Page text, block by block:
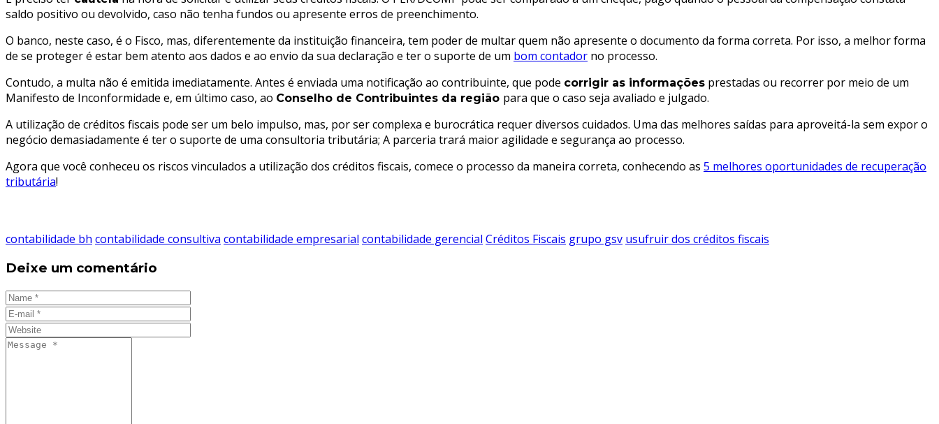
saldo positivo ou devolvido, caso não tenha fundos ou apresente erros de preenchimento.
O banco, neste caso, é o Fisco, mas, diferentemente da instituição financeira, tem poder de multar quem não apresente o documento da forma correta. Por isso, a melhor forma
de se proteger é estar bem atento aos dados e ao envio da sua declaração e ter o suporte de um bom contador no processo.
Contudo, a multa não é emitida imediatamente. Antes é enviada uma notificação ao contribuinte, que pode corrigir as informações prestadas ou recorrer por meio de um
Manifesto de Inconformidade e, em último caso, ao Conselho de Contribuintes da região para que o caso seja avaliado e julgado.
A utilização de créditos fiscais pode ser um belo impulso, mas, por ser complexa e burocrática requer diversos cuidados. Uma das melhores saídas para aproveitá-la sem expor o
negócio demasiadamente é ter o suporte de uma consultoria tributária; A parceria trará maior agilidade e segurança ao processo.
Agora que você conheceu os riscos vinculados a utilização dos créditos fiscais, comece o processo da maneira correta, conhecendo as 5 melhores oportunidades de recuperação
tributária!
contabilidade bh contabilidade consultiva contabilidade empresarial contabilidade gerencial Créditos Fiscais grupo gsv usufruir dos créditos fiscais
Deixe um comentário